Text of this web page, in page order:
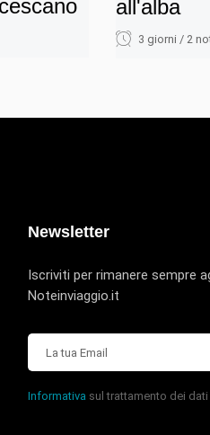
all'alba
3 giorni / 2
Newsletter
Iscriviti per rimanere sempre
Noteinviaggio.it
Informativa sul trattamento dei